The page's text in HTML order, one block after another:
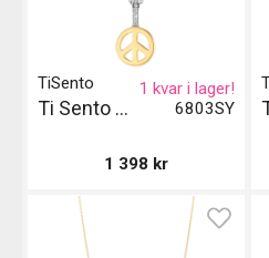
6803SY
TiSento
Ti Sento Milano Pendant - Silver och Guld
1 kvar i lager!
1 398 kr